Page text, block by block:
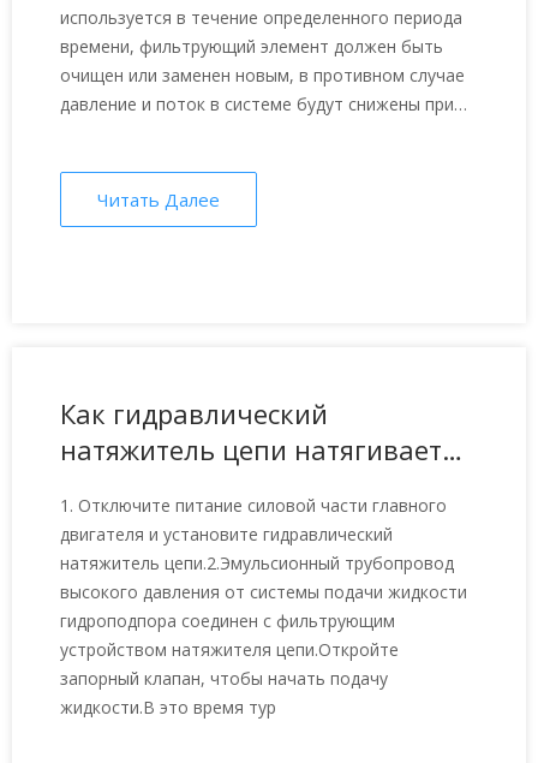
используется в течение определенного периода
времени, фильтрующий элемент должен быть
очищен или заменен новым, в противном случае
давление и поток в системе будут снижены при
Читать Далее
Как гидравлический
натяжитель цепи натягивает
конвейера?
1. Отключите питание силовой части главного
двигателя и установите гидравлический
натяжитель цепи.2.Эмульсионный трубопровод
высокого давления от системы подачи жидкости
гидроподпора соединен с фильтрующим
устройством натяжителя цепи.Откройте
запорный клапан, чтобы начать подачу
жидкости.В это время тур